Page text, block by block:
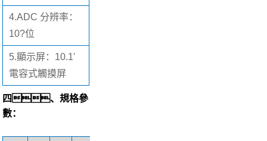
4.ADC 分辨率：
10?位
5.顯示屏：10.1'
電容式觸摸屏
四、規格參
數：